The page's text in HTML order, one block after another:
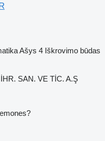
Ašys 4 Iškrovimo būdas
SAN. VE TİC. A.Ş